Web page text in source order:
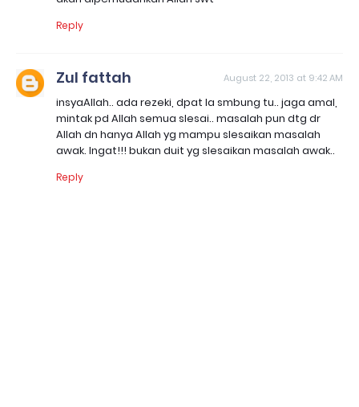
Reply
Zul fattah August 22, 2013 at 9:42 AM
insyaAllah.. ada rezeki, dpat la smbung tu.. jaga amal,
mintak pd Allah semua slesai.. masalah pun dtg dr
Allah dn hanya Allah yg mampu slesaikan masalah
awak. Ingat!!! bukan duit yg slesaikan masalah awak..
Reply